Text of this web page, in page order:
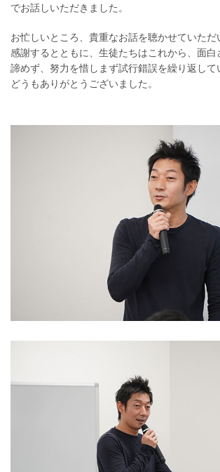
でお話しいただきました。
お忙しいところ、貴重なお話を聴かせていた
感謝するとともに、生徒たちはこれから、面
諦めず、努力を惜しまず試行錯誤を繰り返して
どうもありがとうございました。